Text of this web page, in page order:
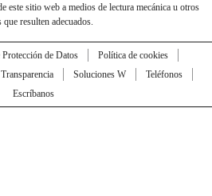
este sitio web a medios de lectura mecánica u otros
que resulten adecuados.
de Datos
Política de cookies
Transparencia Soluciones W
Teléfonos
Escríbanos